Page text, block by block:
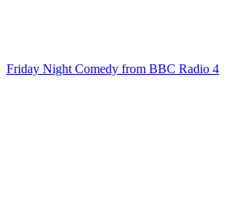
Friday Night Comedy from BBC Radio 4